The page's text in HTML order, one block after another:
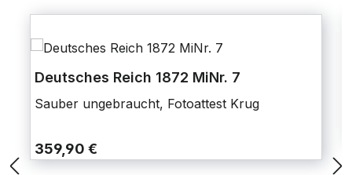
Deutsches Reich 1872 MiNr. 7
Sauber ungebraucht, Fotoattest Krug
359,90 €